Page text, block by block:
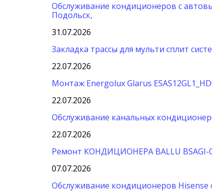
Обслуживание кондиционеров с
Подольск,
31.07.2026
Закладка трассы для мульти сплит
22.07.2026
Монтаж Energolux Glarus
22.07.2026
Обслуживание канальных
22.07.2026
Ремонт КОНДИЦИОНЕРА BALLU BSAGI-
07.07.2026
Обслуживание кондиционеров Hisense